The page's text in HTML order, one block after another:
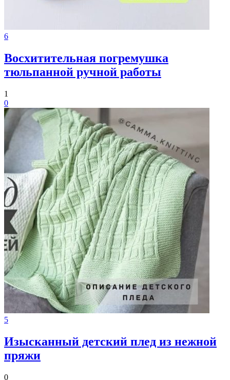
6
Восхитительная погремушка
тюльпанной ручной работы
1
0
5
Изысканный детский плед из нежной
пряжи
0